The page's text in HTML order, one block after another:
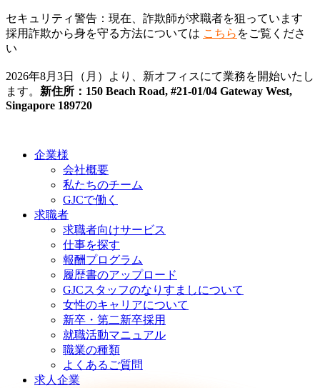
セキュリティ警告：現在、詐欺師が求職者を狙っています
採用詐欺から身を守る方法については こちら をご覧くださ
い
2026年8月3日（月）より、新オフィスにて業務を開始いたし
ます。 新住所：150 Beach Road, #21-01/04 Gateway West,
Singapore 189720
企業様
会社概要
私たちのチーム
GJCで働く
求職者
求職者向けサービス
仕事を探す
報酬プログラム
履歴書のアップロード
GJCスタッフのなりすましについて
女性のキャリアについて
新卒・第二新卒採用
就職活動マニュアル
職業の種類
よくあるご質問
求人企業